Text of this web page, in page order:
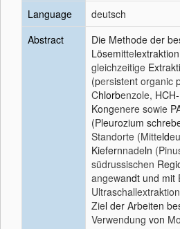
Language
deutsch
Abstract
Die Methode der
Lösemittelextraktion
gleichzeitige
(persistent organic
Chlorbenzole,
Kongenere sowie
(Pleurozium
Standorte (Mitteld
Kiefernnadeln
südrussischen
angewandt und mit
Ziel der Arbeiten
Verwendung von